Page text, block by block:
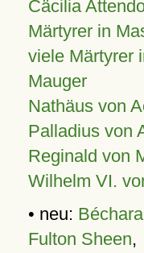
Cäcilia
Märtyrer in
viele Märtyrer
Mauger
Nathäus von
Palladius von
Reginald von
Wilhelm VI.
• neu:
Fulton Sheen,